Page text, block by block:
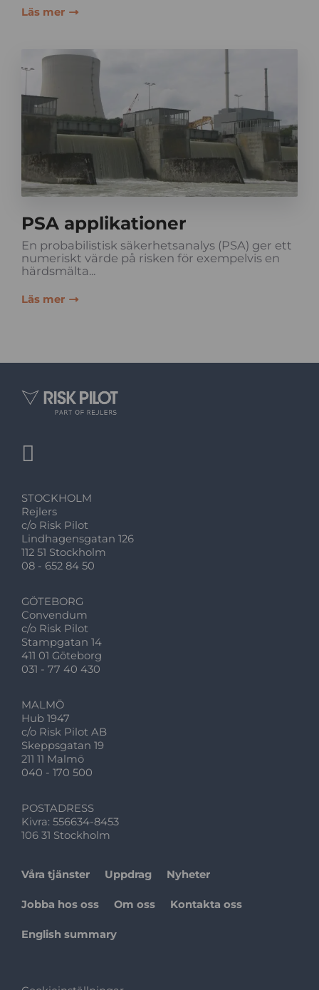
Läs mer
PSA applikationer
En probabilistisk säkerhetsanalys (PSA) ger ett
numeriskt värde på risken för exempelvis en
härdsmälta...
Läs mer
STOCKHOLM
Rejlers
c/o Risk Pilot
Lindhagensgatan 126
112 51 Stockholm
08 - 652 84 50
GÖTEBORG
Convendum
c/o Risk Pilot
Stampgatan 14
411 01 Göteborg
031 - 77 40 430
MALMÖ
Hub 1947
c/o Risk Pilot AB
Skeppsgatan 19
211 11 Malmö
040 - 170 500
POSTADRESS
Kivra: 556634-8453
106 31 Stockholm
Våra tjänster Uppdrag Nyheter
Jobba hos oss Om oss Kontakta oss
English summary